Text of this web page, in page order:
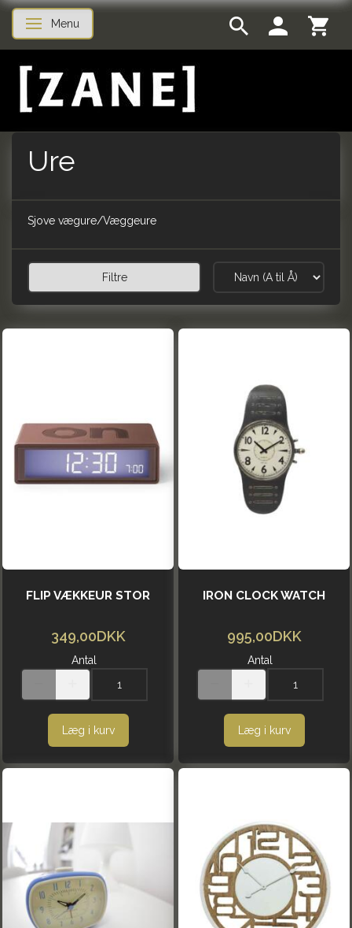
Skifte navigation
Menu
Ure
Sjove vægure/Væggeure
Filtre
FLIP VÆKKEUR STOR
349,00DKK
Antal
Læg i kurv
IRON CLOCK WATCH
995,00DKK
Antal
Læg i kurv